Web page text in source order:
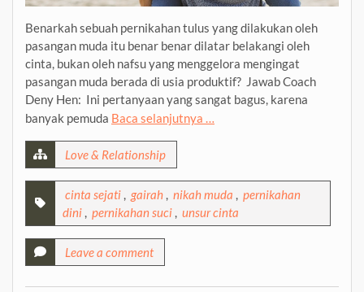
Benarkah sebuah pernikahan tulus yang dilakukan oleh
pasangan muda itu benar benar dilatar belakangi oleh
cinta, bukan oleh nafsu yang menggelora mengingat
pasangan muda berada di usia produktif? Jawab Coach
Deny Hen: Ini pertanyaan yang sangat bagus, karena
banyak pemuda Baca selanjutnya …
Love & Relationship
cinta sejati gairah nikah muda
pernikahan
dini
pernikahan suci unsur cinta
Leave a comment